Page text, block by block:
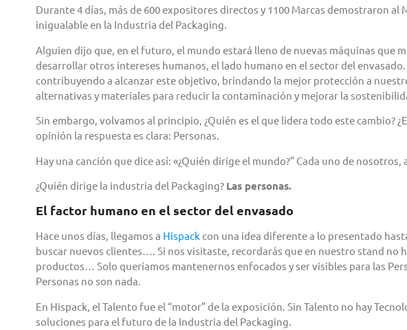
Durante 4 días, más de 600 expositores directos y 1100 Marcas demostraron
inigualable en la Industria del Packaging.
Alguien dijo que, en el futuro, el mundo estará lleno de nuevas máquinas que
desarrollar otros intereses humanos, el lado humano en el sector del
contribuyendo a alcanzar este objetivo, brindando la mejor protección a
alternativas y materiales para reducir la contaminación y mejorar la
Sin embargo, volvamos al principio, ¿Quién es el que lidera todo este cambio?
opinión la respuesta es clara: Personas.
Hay una canción que dice así: «¿Quién dirige el mundo?” Cada uno de nosotros,
¿Quién dirige la industria del Packaging? Las personas.
El factor humano en el sector del envasado
Hace unos días, llegamos a Hispack con una idea diferente a lo presentado
buscar nuevos clientes…. Si nos visitaste, recordarás que en nuestro stand no
productos… Solo queríamos mantenernos enfocados y ser visibles para las
Personas no son nada.
En Hispack, el Talento fue el “motor” de la exposición. Sin Talento no hay
soluciones para el futuro de la Industria del Packaging.